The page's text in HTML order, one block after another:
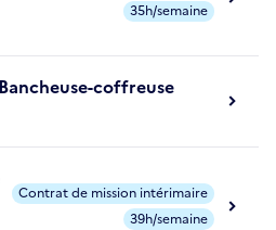
35h/semaine
coffreuse
Contrat de mission intérimaire
39h/semaine